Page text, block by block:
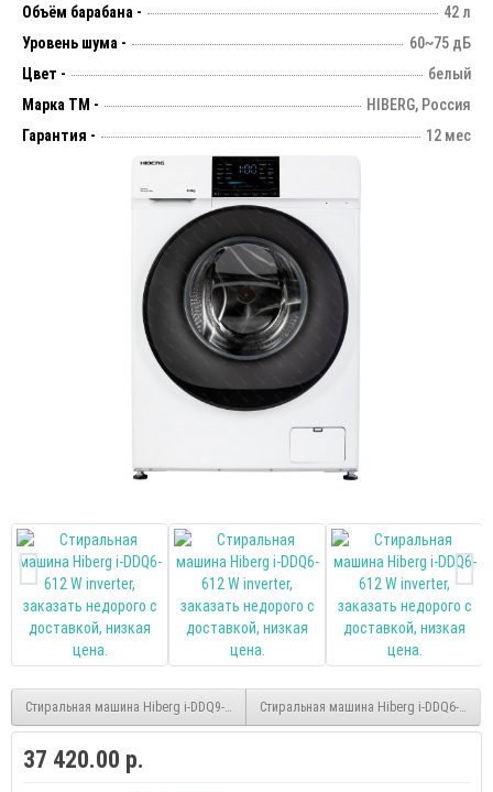
Объём барабана -
42 л
Уровень шума -
60~75 дБ
Цвет -
белый
Марка ТМ -
HIBERG, Россия
Гарантия -
12 мес
Стиральная машина Hiberg i-DDQ9-712 G inverterСтиральная машина Hiberg i-DDQ6-612
37 420.00 р.